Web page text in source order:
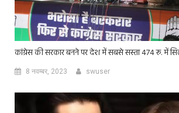
कांग्रेस की सरकार बनने पर देश में सबसे सस्ता 474 रू. में
8 नवम्बर, 2023 swuser